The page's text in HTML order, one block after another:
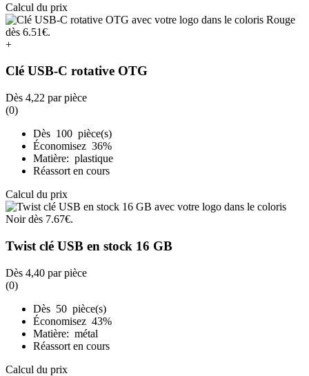
Calcul du prix
+
Clé USB-C rotative OTG
Dès 4,22 par pièce
(0)
Dès 100 pièce(s)
Économisez 36%
Matière: plastique
Réassort en cours
Calcul du prix
Twist clé USB en stock 16 GB
Dès 4,40 par pièce
(0)
Dès 50 pièce(s)
Économisez 43%
Matière: métal
Réassort en cours
Calcul du prix